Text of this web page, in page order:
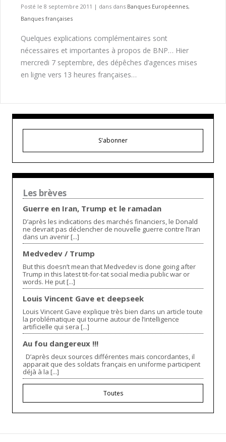
Posté le 8 septembre 2011 | dans dans Banques Européennes,
Banques françaises
Quelques explications complémentaires sont
nécessaires et importantes à propos de BNP… Hier
mercredi 7 septembre, des dépêches d’agences mises
en ligne vers 13 heures françaises…
S'abonner
Les brèves
Guerre en Iran, Trump et le ramadan
D’après les indications des marchés financiers, le Donald
ne devrait pas déclencher de nouvelle guerre contre l’Iran
dans un avenir [...]
Medvedev / Trump
But this doesn’t mean that Medvedev is done going after
Trump in this latest tit-for-tat social media public war or
words. He put [...]
Louis Vincent Gave et deepseek
Louis Vincent Gave explique très bien dans un article toute
la problématique qui tourne autour de l’intelligence
artificielle qui sera [...]
Au fou dangereux !!!
D’après deux sources différentes mais concordantes, il
apparait que des soldats français en uniforme participent
déjà à la [...]
Toutes